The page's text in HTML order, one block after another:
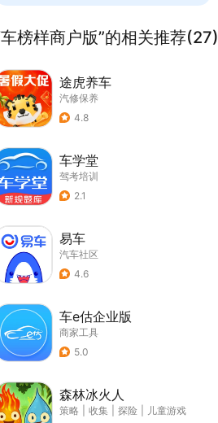
车榜样商户版”的相关推荐(27)
途虎养车
汽修保养
4.8
车学堂
驾考培训
2.1
易车
汽车社区
4.6
车e估企业版
商家工具
5.0
森林冰火人
策略 收集 探险
儿童游戏